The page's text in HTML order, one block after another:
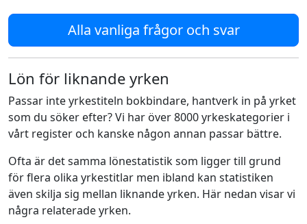
Alla vanliga frågor och svar
Lön för liknande yrken
Passar inte yrkestiteln bokbindare, hantverk in på yrket
som du söker efter? Vi har över 8000 yrkeskategorier i
vårt register och kanske någon annan passar bättre.
Ofta är det samma lönestatistik som ligger till grund
för flera olika yrkestitlar men ibland kan statistiken
även skilja sig mellan liknande yrken. Här nedan visar vi
några relaterade yrken.